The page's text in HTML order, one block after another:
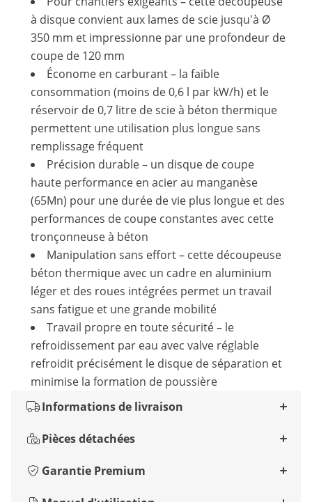
à disque convient aux lames de scie jusqu'à Ø
350 mm et impressionne par une profondeur de
coupe de 120 mm
Économe en carburant – la faible
consommation (moins de 0,6 l par kW/h) et le
réservoir de 0,7 litre de scie à béton thermique
permettent une utilisation plus longue sans
remplissage fréquent
Précision durable – un disque de coupe
haute performance en acier au manganèse
(65Mn) pour une durée de vie plus longue et des
performances de coupe constantes avec cette
tronçonneuse à béton
Manipulation sans effort – cette découpeuse
béton thermique avec un cadre en aluminium
léger et des roues intégrées permet un travail
sans fatigue et une grande mobilité
Travail propre en toute sécurité – le
refroidissement par eau avec valve réglable
refroidit précisément le disque de séparation et
minimise la formation de poussière
Informations de livraison
Pièces détachées
Garantie Premium